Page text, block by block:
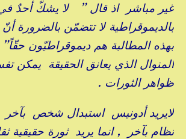
غير مباشر اذ قال ” لا يشكّ أحدٌ في
بالديموقراطية لا تتضمّن بالضرورة
بهذه المطالبة هم ديموقراطيّون
المنوال الذي يعانق الحقيقة يمكن
ظواهر الثورات .
لايريد أدونيس استبدال شخص بآخر
نظام بآخر , انما يريد ثورة حقيقية